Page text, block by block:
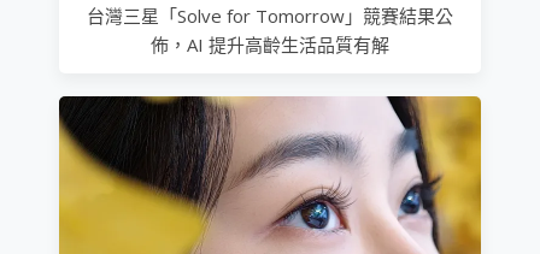
台灣三星「Solve for Tomorrow」競賽結果公
佈，AI 提升高齡生活品質有解